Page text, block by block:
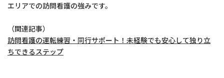
エリアでの訪問看護の強みです。
（関連記事）
訪問看護の運転練習・同行サポート！未経験でも安心して独り立
ちできるステップ